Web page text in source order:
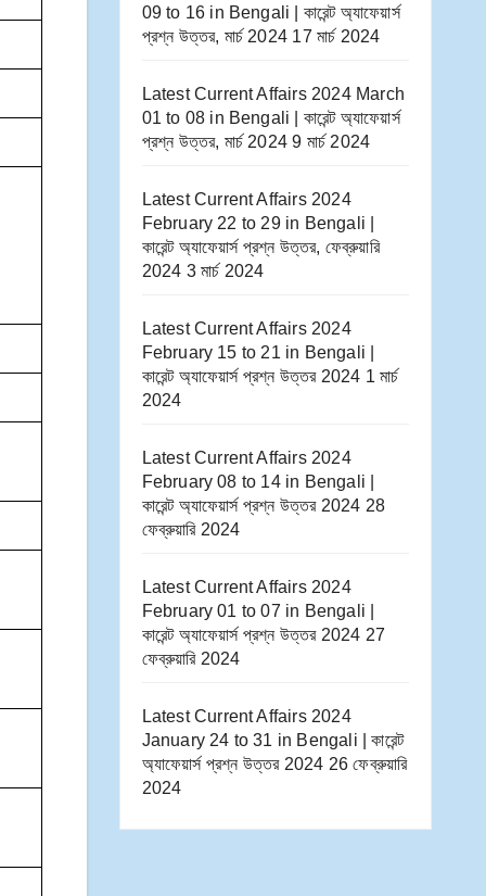
09 to 16​ in Bengali | কারেন্ট অ্যাফেয়ার্স
প্রশ্ন উত্তর, মার্চ 2024 17 মার্চ 2024
Latest Current Affairs 2024 March
01 to 08​ in Bengali | কারেন্ট অ্যাফেয়ার্স
প্রশ্ন উত্তর, মার্চ 2024 9 মার্চ 2024
Latest Current Affairs 2024
February 22 to 29​ in Bengali |
কারেন্ট অ্যাফেয়ার্স প্রশ্ন উত্তর, ফেব্রুয়ারি
2024 3 মার্চ 2024
Latest Current Affairs 2024
February 15 to 21​ in Bengali |
কারেন্ট অ্যাফেয়ার্স প্রশ্ন উত্তর 2024 1 মার্চ
2024
Latest Current Affairs 2024
February 08 to 14​ in Bengali |
কারেন্ট অ্যাফেয়ার্স প্রশ্ন উত্তর 2024 28
ফেব্রুয়ারি 2024
Latest Current Affairs 2024
February 01 to 07​ in Bengali |
কারেন্ট অ্যাফেয়ার্স প্রশ্ন উত্তর 2024 27
ফেব্রুয়ারি 2024
Latest Current Affairs 2024
January 24 to 31​ in Bengali | কারেন্ট
অ্যাফেয়ার্স প্রশ্ন উত্তর 2024 26 ফেব্রুয়ারি
2024